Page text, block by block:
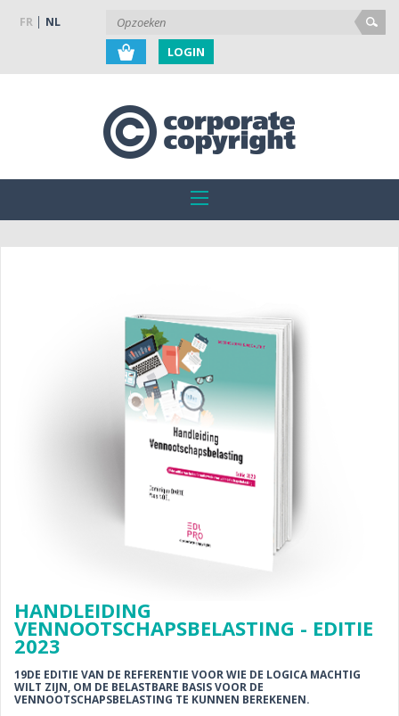
FR NL
LOGIN
HANDLEIDING
VENNOOTSCHAPSBELASTING - EDITIE
2023
19DE EDITIE VAN DE REFERENTIE VOOR WIE DE LOGICA MACHTIG
WILT ZIJN, OM DE BELASTBARE BASIS VOOR DE
VENNOOTSCHAPSBELASTING TE KUNNEN BEREKENEN.